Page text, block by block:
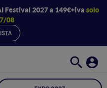
Festival 2027 a 149€+iva solo
08